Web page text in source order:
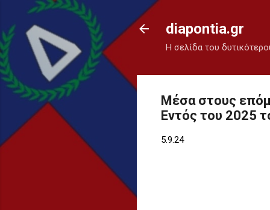
diapontia.gr
Η σελίδα του
Μέσα στους
Εντός του 2025
5.9.24